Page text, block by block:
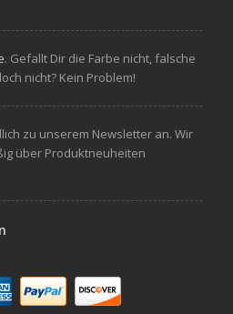
. Gefallt Dir die Farbe nicht, falsche
nicht? Kein Problem!
zu unserem Newsletter an. Wir
über Produktneuheiten